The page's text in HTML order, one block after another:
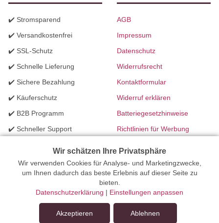
In den Warenkorb
✔️ Stromsparend
✔️ Versandkostenfrei
✔️ SSL-Schutz
✔️ Schnelle Lieferung
✔️ Sichere Bezahlung
✔️ Käuferschutz
✔️ B2B Programm
✔️ Schneller Support
AGB
Impressum
Datenschutz
Widerrufsrecht
Kontaktformular
Widerruf erklären
Batteriegesetzhinweise
Richtlinien für Werbung
Ihr Onlinefachhandel für Beleuchtung seit 2012 | Erstellt mit
peleides.io
Wir schätzen Ihre Privatsphäre
Wir verwenden Cookies für Analyse- und Marketingzwecke,
um Ihnen dadurch das beste Erlebnis auf dieser Seite zu
bieten.
Datenschutzerklärung | Einstellungen anpassen
Akzeptieren Ablehnen